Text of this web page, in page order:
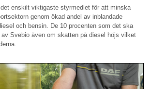
enskilt viktigaste styrmedlet för att minska
genom ökad andel av inblandade
och bensin. De 10 procenten som det ska
av Svebio även om skatten på diesel höjs vilket